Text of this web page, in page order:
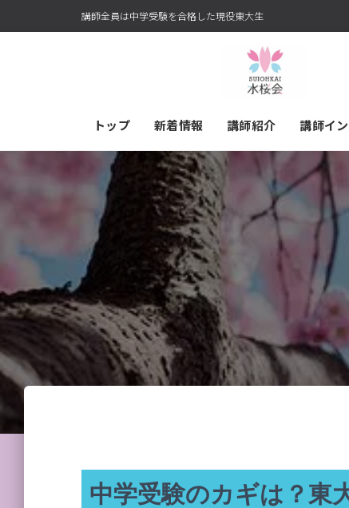
講師全員は中学受験を合格した現役東大生
トップ 新着情報 講師紹介 講師イ
中学受験のカギは？東